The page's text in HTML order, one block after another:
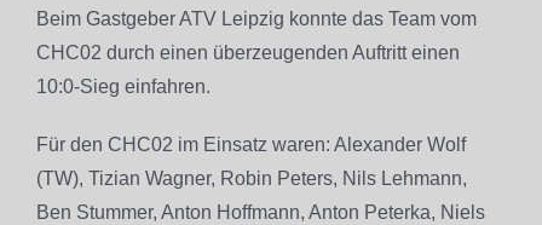
Beim Gastgeber ATV Leipzig konnte das Team vom
CHC02 durch einen überzeugenden Auftritt einen
10:0-Sieg einfahren.
Für den CHC02 im Einsatz waren: Alexander Wolf
(TW), Tizian Wagner, Robin Peters, Nils Lehmann,
Ben Stummer, Anton Hoffmann, Anton Peterka, Niels